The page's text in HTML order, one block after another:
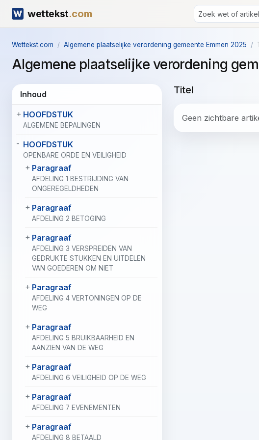
wettekst.com
Wettekst.com Algemene plaatselijke verordening gemeente Emmen 2025
Algemene plaatselijke verordening
Inhoud
HOOFDSTUK
ALGEMENE BEPALINGEN
HOOFDSTUK
OPENBARE ORDE EN VEILIGHEID
Paragraaf
AFDELING 1 BESTRIJDING VAN
ONGEREGELDHEDEN
Paragraaf
AFDELING 2 BETOGING
Paragraaf
AFDELING 3 VERSPREIDEN VAN
GEDRUKTE STUKKEN EN UITDELEN
VAN GOEDEREN OM NIET
Paragraaf
AFDELING 4 VERTONINGEN OP DE
WEG
Paragraaf
AFDELING 5 BRUIKBAARHEID EN
AANZIEN VAN DE WEG
Paragraaf
AFDELING 6 VEILIGHEID OP DE WEG
Paragraaf
AFDELING 7 EVENEMENTEN
Paragraaf
AFDELING 8 BETAALD
Titel
Geen zichtbare